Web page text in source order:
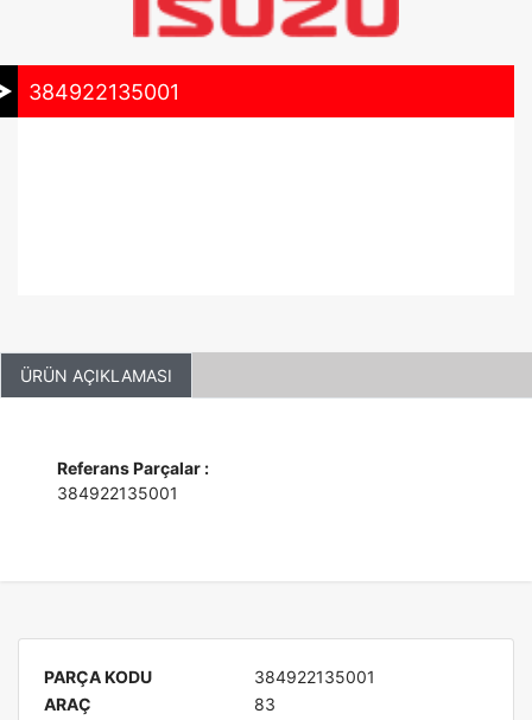
384922135001
ÜRÜN AÇIKLAMASI
Referans Parçalar :
384922135001
PARÇA KODU
384922135001
ARAÇ
83